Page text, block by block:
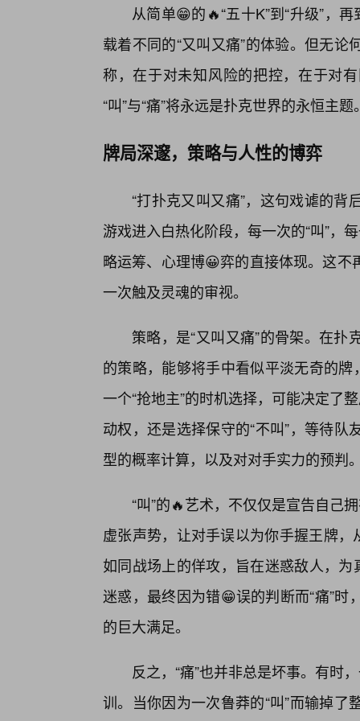
从简单😁的🔥“五十K”到“升级”，
载着不同的“又叫又痛”的体验。但无
称，在于对未知风险的把控，在于对
“叫”与“痛”将永远是扑克世界的永恒主题
牌局深邃，策略与人性的博弈
“打扑克又叫又痛”，这句戏谑的
游戏进入白热化阶段，每一次的“叫”，
略运筹、心理博😀弈的直接体现。这
一次触及灵魂的审视。
策略，是“又叫又痛”的骨架。在
的策略，能够将手中看似平淡无奇的
一个“抢地主”的时机选择，可能决定了
动权，还是选择保守的“不叫”，等待
型的概率计算，以及对对手实力的预判
“叫”的🔥艺术，不仅仅是宣告自己
虚张声势，让对手误以为你手握王牌，
如同战场上的佯攻，旨在迷惑敌人，
迷惑，最终因为错😁误的判断而“痛”
的巨大满足。
反之，“痛”也并非总是坏事。有时
训。当你因为一次鲁莽的“叫”而输掉